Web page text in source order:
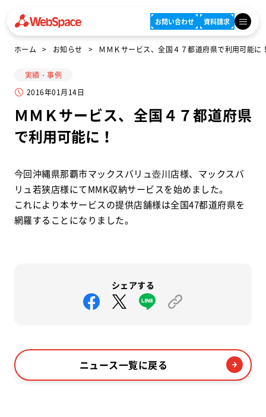
お問い合わせ 資料請求
ホーム お知らせ ＭＭＫサービス、全国４７都道府県で利用可能に
実績・事例
2016年01月14日
ＭＭＫサービス、全国４７都道府県
で利用可能に！
今回沖縄県那覇市マックスバリュ壺川店様、マックスバ
リュ若狭店様にてMMK収納サービスを始めました。
これにより本サービスの提供店舗様は全国47都道府県を
網羅することになりました。
シェアする
ニュース一覧に戻る